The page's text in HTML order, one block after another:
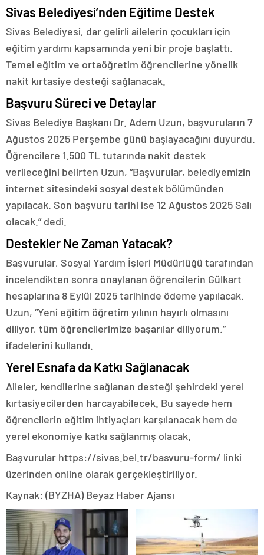
Sivas Belediyesi’nden Eğitime Destek
Sivas Belediyesi, dar gelirli ailelerin çocukları için
eğitim yardımı kapsamında yeni bir proje başlattı.
Temel eğitim ve ortaöğretim öğrencilerine yönelik
nakit kırtasiye desteği sağlanacak.
Başvuru Süreci ve Detaylar
Sivas Belediye Başkanı Dr. Adem Uzun, başvuruların 7
Ağustos 2025 Perşembe günü başlayacağını duyurdu.
Öğrencilere 1.500 TL tutarında nakit destek
verileceğini belirten Uzun, “Başvurular, belediyemizin
internet sitesindeki sosyal destek bölümünden
yapılacak. Son başvuru tarihi ise 12 Ağustos 2025 Salı
olacak.” dedi.
Destekler Ne Zaman Yatacak?
Başvurular, Sosyal Yardım İşleri Müdürlüğü tarafından
incelendikten sonra onaylanan öğrencilerin Gülkart
hesaplarına 8 Eylül 2025 tarihinde ödeme yapılacak.
Uzun, “Yeni eğitim öğretim yılının hayırlı olmasını
diliyor, tüm öğrencilerimize başarılar diliyorum.”
ifadelerini kullandı.
Yerel Esnafa da Katkı Sağlanacak
Aileler, kendilerine sağlanan desteği şehirdeki yerel
kırtasiyecilerden harcayabilecek. Bu sayede hem
öğrencilerin eğitim ihtiyaçları karşılanacak hem de
yerel ekonomiye katkı sağlanmış olacak.
Başvurular https://sivas.bel.tr/basvuru-form/ linki
üzerinden online olarak gerçekleştiriliyor.
Kaynak: (BYZHA) Beyaz Haber Ajansı